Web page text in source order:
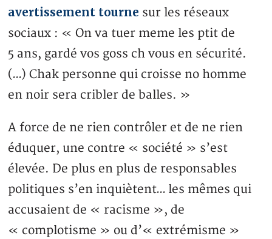
avertissement tourne sur les réseaux
sociaux : « On va tuer meme les ptit de
5 ans, gardé vos goss ch vous en sécurité.
(…) Chak personne qui croisse no homme
en noir sera cribler de balles. »
A force de ne rien contrôler et de ne rien
éduquer, une contre « société » s’est
élevée. De plus en plus de responsables
politiques s’en inquiètent… les mêmes qui
accusaient de « racisme », de
« complotisme » ou d’« extrémisme »